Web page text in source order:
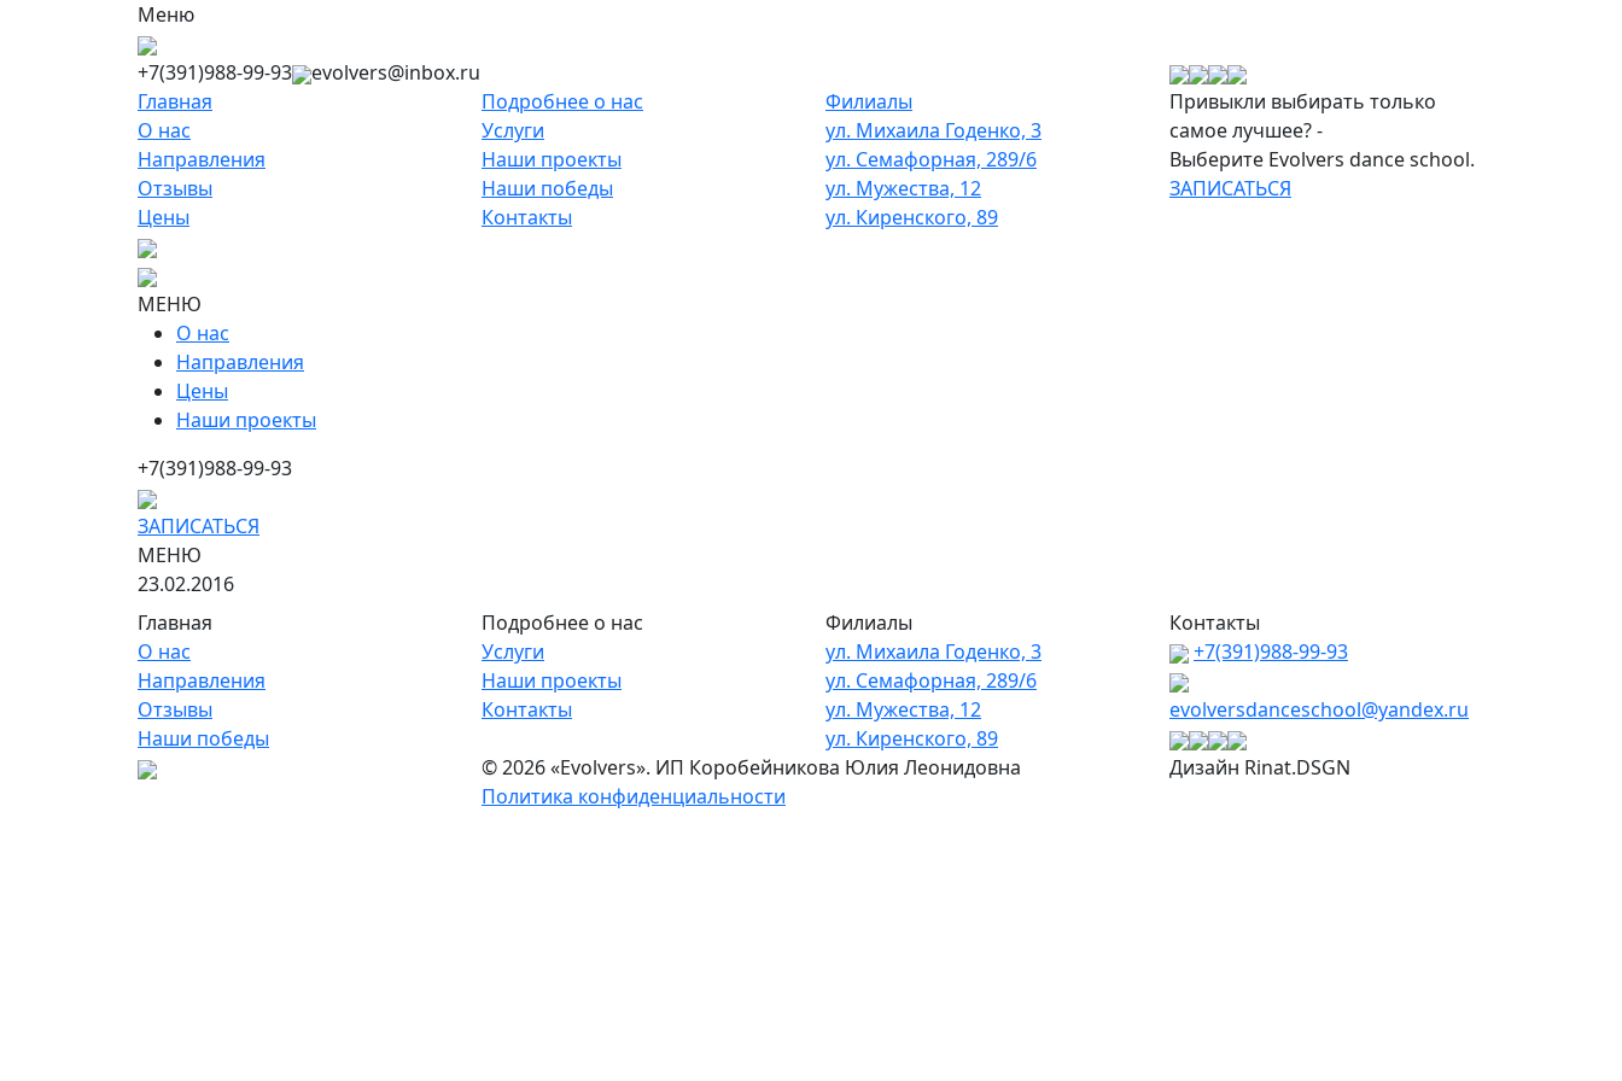
Меню
+7(391)988-99-93
evolvers@inbox.ru
Главная
О нас
Направления
Отзывы
Цены
Подробнее о нас
Услуги
Наши проекты
Наши победы
Контакты
Филиалы
ул. Михаила Годенко, 3
ул. Семафорная, 289/6
ул. Мужества, 12
ул. Киренского, 89
Привыкли выбирать только
самое лучшее? -
Выберите Evolvers dance school.
ЗАПИСАТЬСЯ
МЕНЮ
О нас
Направления
Цены
Наши проекты
+7(391)988-99-93
ЗАПИСАТЬСЯ
МЕНЮ
23.02.2016
Главная
О нас
Направления
Отзывы
Наши победы
Подробнее о нас
Услуги
Наши проекты
Контакты
Филиалы
ул. Михаила Годенко, 3
ул. Семафорная, 289/6
ул. Мужества, 12
ул. Киренского, 89
Контакты
+7(391)988-99-93
evolversdanceschool@yandex.ru
© 2026 «Evolvers». ИП Коробейникова Юлия Леонидовна
Политика конфиденциальности
Дизайн Rinat.DSGN